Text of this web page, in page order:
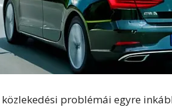
problémái egyre